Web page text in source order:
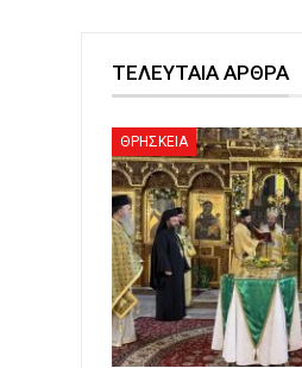
ΤΕΛΕΥΤΑΙΑ ΑΡΘΡΑ
ΘΡΗΣΚΕΙΑ